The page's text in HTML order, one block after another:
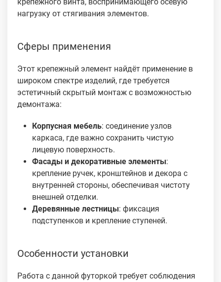
нагрузку от стягивания элементов.
Сферы применения
Этот крепежный элемент найдёт применение в
широком спектре изделий, где требуется
эстетичный скрытый монтаж с возможностью
демонтажа:
Корпусная мебель: соединение узлов
каркаса, где важно сохранить чистую
лицевую поверхность.
Фасады и декоративные элементы:
крепление ручек, кронштейнов и декора с
внутренней стороны, обеспечивая чистоту
внешней отделки.
Деревянные лестницы: фиксация
подступенков и крепление ступеней.
Особенности установки
Работа с данной футоркой требует соблюдения